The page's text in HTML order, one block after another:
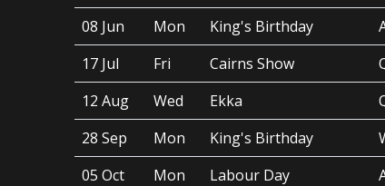
08 Jun
Mon King's Birthday
17 Jul
Fri Cairns Show
12 Aug
Wed Ekka
28 Sep
Mon King's Birthday
05 Oct
Mon Labour Day